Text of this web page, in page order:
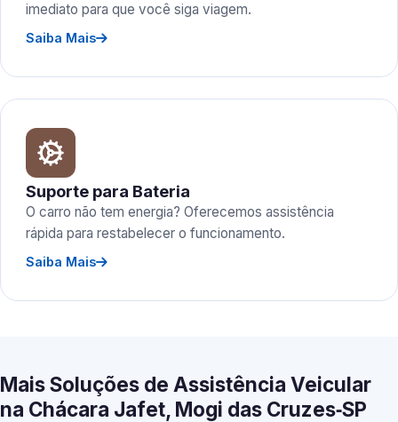
imediato para que você siga viagem.
Saiba Mais
Suporte para Bateria
O carro não tem energia? Oferecemos assistência
rápida para restabelecer o funcionamento.
Saiba Mais
Mais Soluções de Assistência Veicular
na Chácara Jafet, Mogi das Cruzes‑SP